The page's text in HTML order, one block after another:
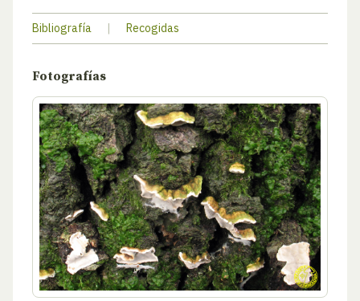
Bibliografía | Recogidas
Fotografías